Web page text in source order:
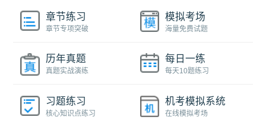
章节练习
章节专项突破
模拟考场
海量免费试题
历年真题
真题实战演练
每日一练
每天10题练习
习题练习
核心知识点练习
机考模拟系统
在线模拟考场